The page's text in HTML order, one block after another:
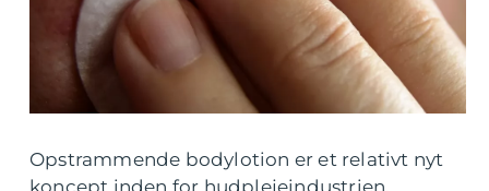
Opstrammende bodylotion er et relativt nyt
koncept inden for hudplejeindustrien.